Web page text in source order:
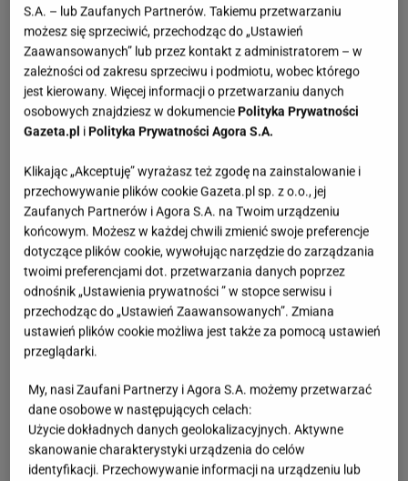
S.A. – lub Zaufanych Partnerów. Takiemu przetwarzaniu
możesz się sprzeciwić, przechodząc do „Ustawień
Zaawansowanych” lub przez kontakt z administratorem – w
zależności od zakresu sprzeciwu i podmiotu, wobec którego
jest kierowany. Więcej informacji o przetwarzaniu danych
osobowych znajdziesz w dokumencie Polityka Prywatności
Gazeta.pl i Polityka Prywatności Agora S.A.
Klikając „Akceptuję” wyrażasz też zgodę na zainstalowanie i
przechowywanie plików cookie Gazeta.pl sp. z o.o., jej
Zaufanych Partnerów i Agora S.A. na Twoim urządzeniu
końcowym. Możesz w każdej chwili zmienić swoje preferencje
dotyczące plików cookie, wywołując narzędzie do zarządzania
twoimi preferencjami dot. przetwarzania danych poprzez
odnośnik „Ustawienia prywatności ” w stopce serwisu i
przechodząc do „Ustawień Zaawansowanych”. Zmiana
ustawień plików cookie możliwa jest także za pomocą ustawień
przeglądarki.
My, nasi Zaufani Partnerzy i Agora S.A. możemy przetwarzać
dane osobowe w następujących celach:
Użycie dokładnych danych geolokalizacyjnych. Aktywne
skanowanie charakterystyki urządzenia do celów
identyfikacji. Przechowywanie informacji na urządzeniu lub